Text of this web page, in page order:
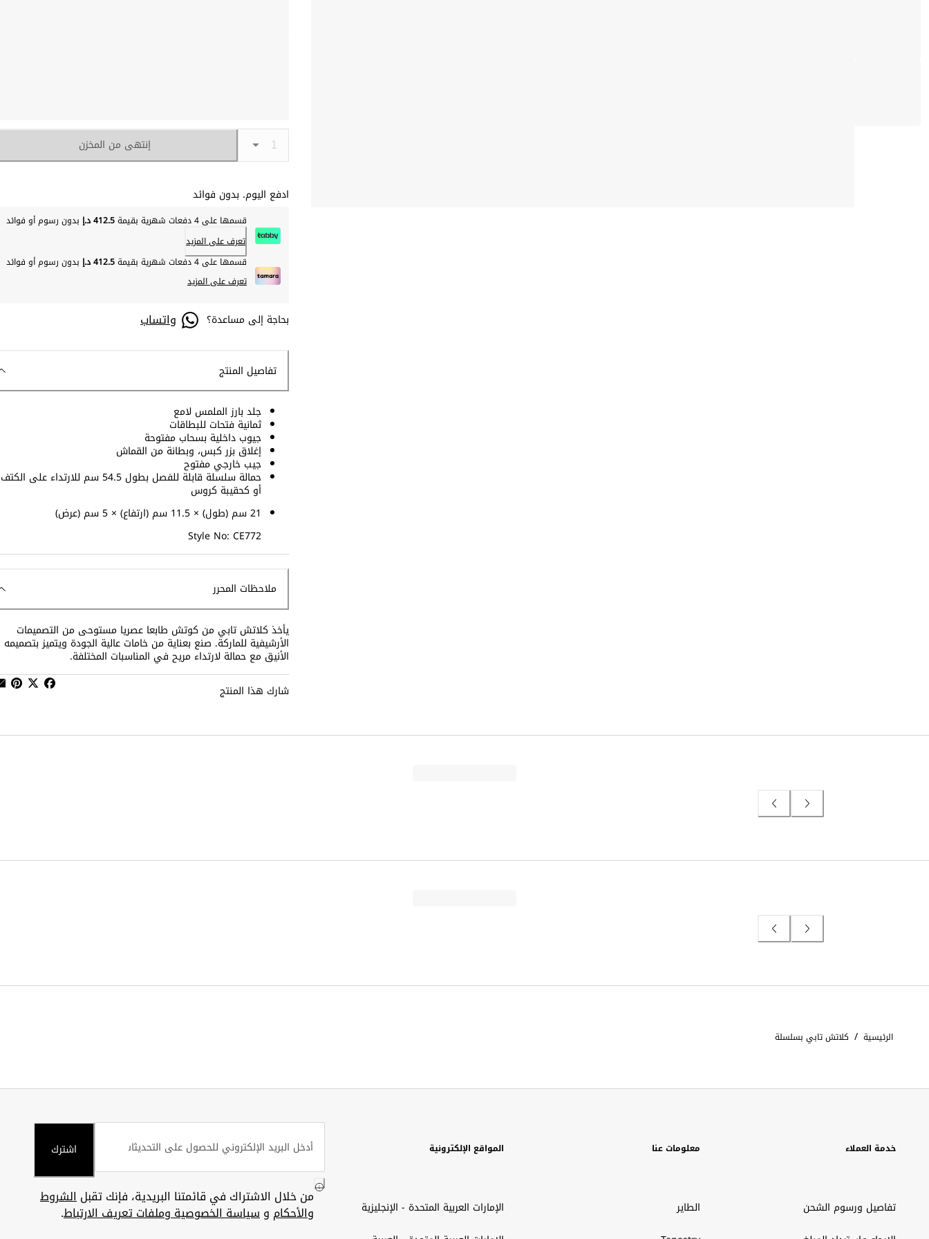
إنتهى من المخزن
ادفع اليوم. بدون فوائد
قسمها على 4 دفعات شهرية بقيمة 412.5 د.إ
بدون رسوم أو فوائد
تعرف على المزيد
قسمها على 4 دفعات شهرية بقيمة
412.5 د.إ
بدون رسوم أو فوائد
تعرف على المزيد
بحاجة إلى مساعدة؟ واتساب
تفاصيل المنتج
جلد بارز الملمس لامع
ثمانية فتحات للبطاقات
جيوب داخلية بسحاب مفتوحة
إغلاق بزر كبس، وبطانة من القماش
جيب خارجي مفتوح
حمالة سلسلة قابلة للفصل بطول 54.5 سم للارتداء على الكتف
أو كحقيبة كروس
21 سم (طول) × 11.5 سم (ارتفاع) × 5 سم (عرض)
Style No: CE772
ملاحظات المحرر
يأخذ كلاتش تابي من كوتش طابعا عصريا مستوحى من التصميمات
الأرشيفية للماركة. صنع بعناية من خامات عالية الجودة ويتميز بتصميمه
الأنيق مع حمالة لارتداء مريح في المناسبات المختلفة.
شارك هذا المنتج
الرئيسية / كلاتش تابي بسلسلة
خدمة العملاء
تفاصيل ورسوم الشحن
معلومات عنا
الطاير
المواقع الإلكترونية
الإمارات العربية المتحدة - الإنجليزية
اشترك
من خلال الاشتراك في قائمتنا البريدية، فإنك تقبلالشروط
والأحكام وسياسة الخصوصية وملفات تعريف الارتباط.